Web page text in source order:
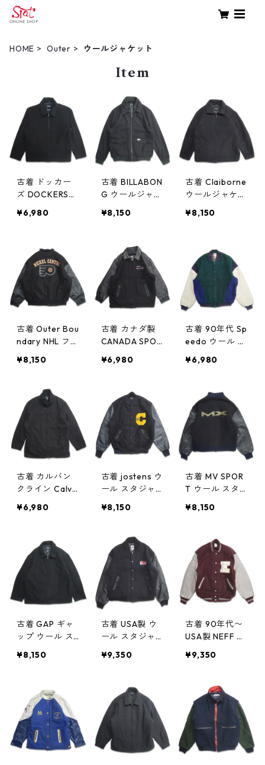
HOME Outer ウールジャケット
Item
古着 ドッカー
ズ DOCKERS
ジャケット フ
gd408504n w
60202
¥6,980
古着 BILLABON
G ウールジャケ
ップジャケット
グレー 表記：M
gd408250n
w51230
¥8,150
古着 Claiborne
ウールジャケッ
プジャケット
w51227
¥8,150
古着 Outer Bou
ndary NHL フィ
フライヤーズ
レザー スタン
ドカラー スタ
ジャン ブラッ
ク 表記：XL g
d407866n w51
125
¥8,150
古着 カナダ製
CANADA SPOR
ロゴ 刺繍 ウー
袖レザー 刺繍
ブラック 表
記：-- gd407
815n w51120
¥6,980
古着 90年代 Sp
eedo ウール ス
ザー 表記：XL
w51116
¥6,980
古着 カルバン
クライン Calvi
ード ウールジ
ック 表記：XL
gd404428n
w50109
¥6,980
古着 jostens ウ
ール スタジャ
ッペン ネイビ
404336n w412
26
¥8,150
古着 MV SPOR
T ウール スタジ
刺繍 ブラック
04305n w4122
¥8,150
古着 GAP ギャ
ップ ウール ス
ト ブラック 表
¥8,150
古着 USA製 ウ
ール スタジャ
繍 ブラック 表
247n w41217
¥9,350
古着 90年代〜
USA製 NEFF ウ
ン 袖レザー バ
レー 表記：XL
gd404207n
w41212
¥9,350